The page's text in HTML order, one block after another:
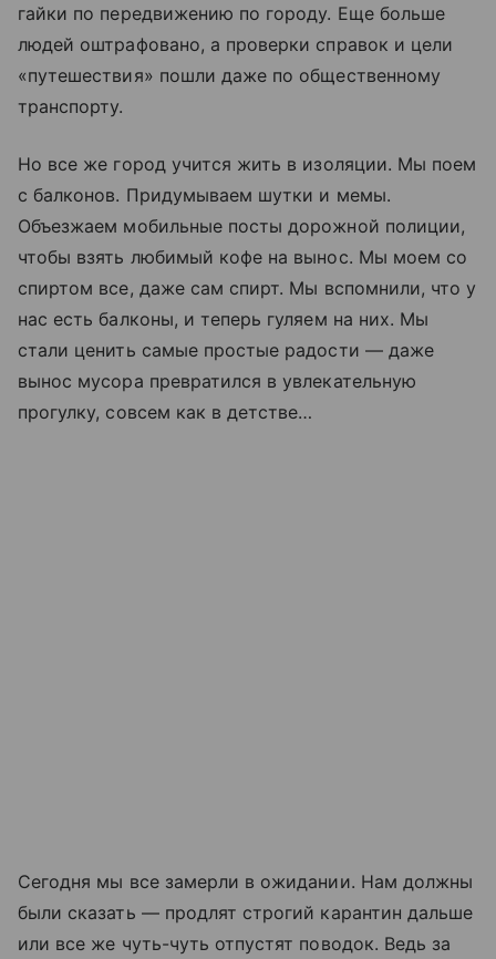
гайки по передвижению по городу. Еще больше
людей оштрафовано, а проверки справок и цели
«путешествия» пошли даже по общественному
транспорту.
Но все же город учится жить в изоляции. Мы поем
с балконов. Придумываем шутки и мемы.
Объезжаем мобильные посты дорожной полиции,
чтобы взять любимый кофе на вынос. Мы моем со
спиртом все, даже сам спирт. Мы вспомнили, что у
нас есть балконы, и теперь гуляем на них. Мы
стали ценить самые простые радости — даже
вынос мусора превратился в увлекательную
прогулку, совсем как в детстве…
Сегодня мы все замерли в ожидании. Нам должны
были сказать — продлят строгий карантин дальше
или все же чуть-чуть отпустят поводок. Ведь за